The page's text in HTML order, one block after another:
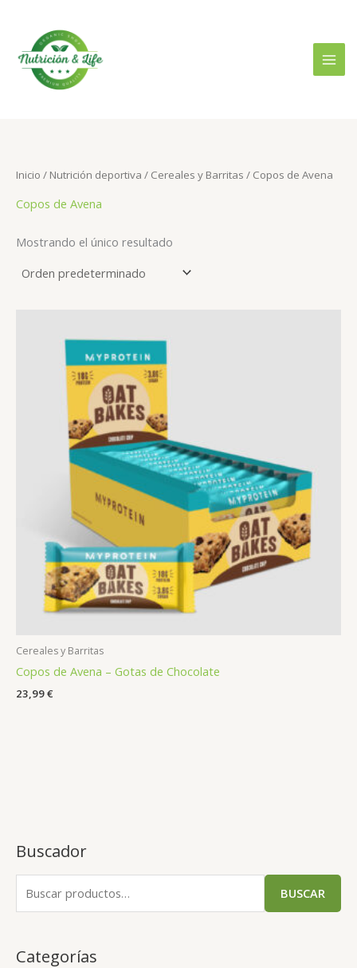
contenido
Buscador
s
o
BUSCAR
Categorías
Inicio / Nutrición deportiva / Cereales y Barritas / Copos de Avena
Copos de Avena
Mostrando el único resultado
Cereales y Barritas
Copos de Avena – Gotas de Chocolate
23,99€